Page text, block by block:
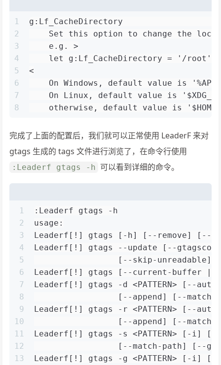
1
2
3
4
5
6
7
8
g:Lf_CacheDirectory
Set this option to change the
    e.g. >
    let g:Lf_CacheDirectory = '/root'
<
On Windows, default value is
On Linux, default value is
otherwise, default value is
完成了上面的配置后，我们就可以正常使用 LeaderF 来对
gtags 生成的 tags 文件进行浏览了，在命令行使用
:Leaderf gtags -h 可以看到详细的命令。
1
2
3
4
5
6
7
8
9
10
11
12
13
:Leaderf gtags -h
usage:
Leaderf[!] gtags [-h] [--remove] [--
Leaderf[!] gtags --update [--
[--skip-unreadable]
Leaderf[!] gtags [--current-buffer | --
Leaderf[!] gtags -d <PATTERN> [--
[--append] [--
Leaderf[!] gtags -r <PATTERN> [--
[--append] [--
Leaderf[!] gtags -s <PATTERN> [-i]
[--match-path] [--
Leaderf[!] gtags -g <PATTERN> [-i]